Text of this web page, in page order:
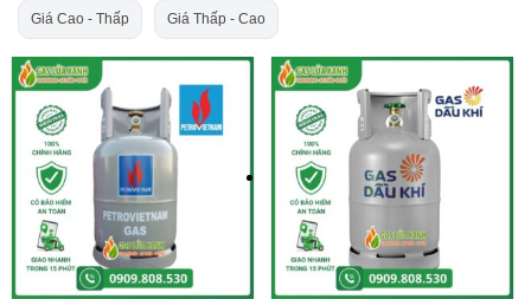
Giá Cao - Thấp Giá Thấp - Cao